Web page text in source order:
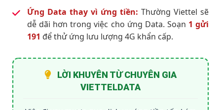
Ứng Data thay vì ứng tiền: Thường Viettel sẽ
dễ dãi hơn trong việc cho ứng Data. Soạn 1 gửi
191 để thử ứng lưu lượng 4G khẩn cấp.
LỜI KHUYÊN TỪ CHUYÊN GIA
VIETTELDATA